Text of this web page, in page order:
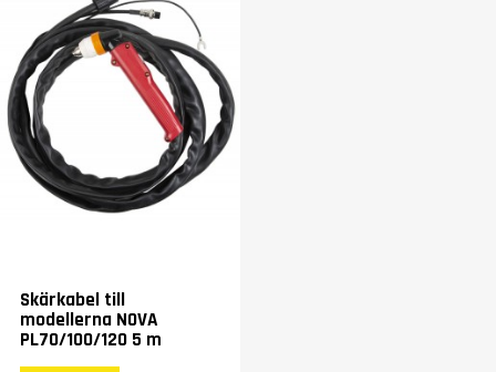
Skärkabel till
modellerna NOVA
PL70/100/120 5 m